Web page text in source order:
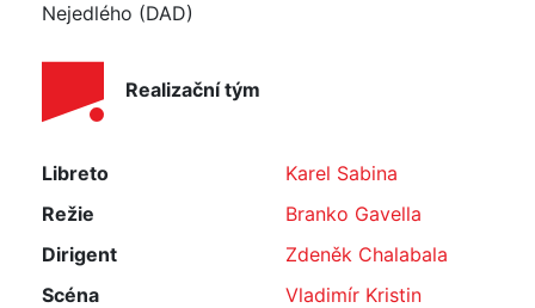
Nejedlého (DAD)
Realizační tým
Libreto
Karel Sabina
Režie
Branko Gavella
Dirigent
Zdeněk Chalabala
Scéna
Vladimír Kristin